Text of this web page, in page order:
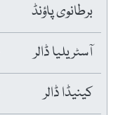
برطانوی پاؤنڈ
آسٹریلیا ڈالر
کینیڈا ڈالر